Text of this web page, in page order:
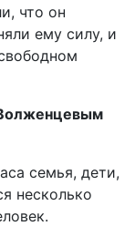
что он
ему силу, и
семья, дети,
несколько